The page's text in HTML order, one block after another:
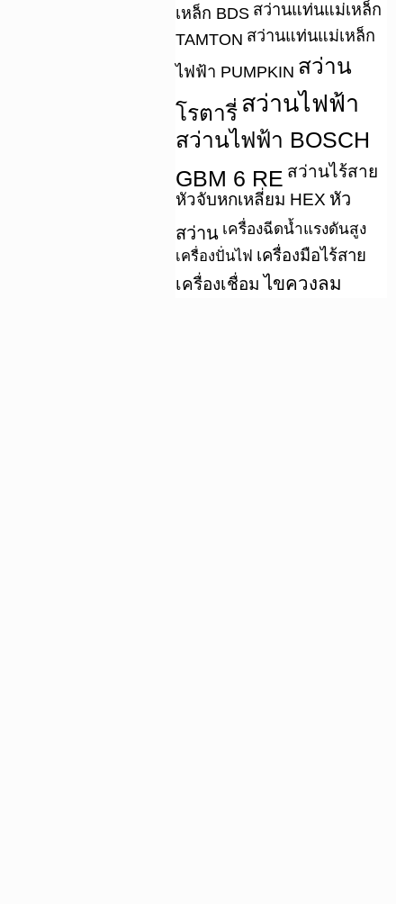
เหล็ก BDS สว่านแท่นแม่เหล็ก
TAMTON สว่านแท่นแม่เหล็ก
ไฟฟ้า PUMPKIN สว่าน
โรตารี่ สว่านไฟฟ้า
สว่านไฟฟ้า BOSCH
GBM 6 RE สว่านไร้สาย
หัวจับหกเหลี่ยม HEX หัว
สว่าน เครื่องฉีดน้ำแรงดันสูง
เครื่องปั่นไฟ เครื่องมือไร้สาย
เครื่องเชื่อม ไขควงลม